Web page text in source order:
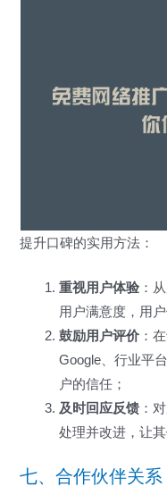
提升口碑的实用方法：
重视用户体验 ：
用户满意度，用
鼓励用户评价 ：
Google、行业平
户的信任；
及时回应反馈 ：
处理并改进，让
七、合作伙伴关